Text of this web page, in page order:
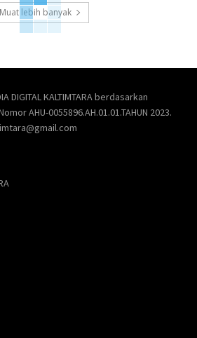
Muat lebih banyak
DIGITAL KALTIMTARA berdasarkan
AHU-0055896.AH.01.01.TAHUN 2023.